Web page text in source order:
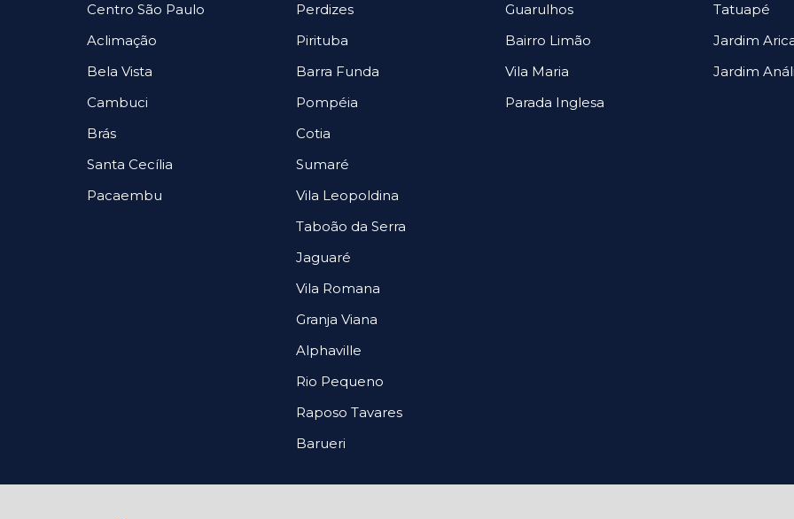
Centro São Paulo
Aclimação
Bela Vista
Cambuci
Brás
Santa Cecília
Pacaembu
Perdizes
Pirituba
Barra Funda
Pompéia
Cotia
Sumaré
Vila Leopoldina
Taboão da Serra
Jaguaré
Vila Romana
Granja Viana
Alphaville
Rio Pequeno
Raposo Tavares
Barueri
Guarulhos
Bairro Limão
Vila Maria
Parada Inglesa
Tatuapé
Jardim
Jardim